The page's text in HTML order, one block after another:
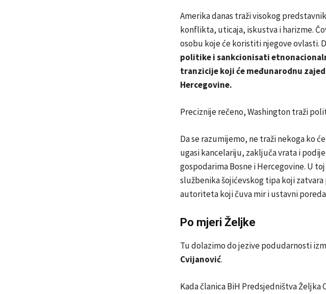
Amerika danas traži visokog
konflikta, uticaja, iskustva i harizme.
osobu koje će koristiti njegove ovlasti.
politike i sankcionisati
tranzicije koji će međunarodnu
Hercegovine.
Preciznije rečeno, Washington traži
Da se razumijemo, ne traži nekoga ko
ugasi kancelariju, zaključa vrata i
gospodarima Bosne i Hercegovine. U
službenika šojićevskog tipa koji
autoriteta koji čuva mir i ustavni
Po mjeri Željke
Tu dolazimo do jezive podudarnosti
Cvijanović.
Kada članica BiH Predsjedništva Željka